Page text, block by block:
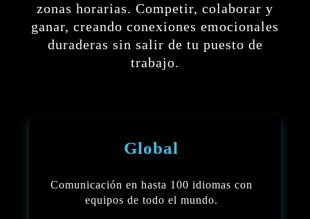
zonas horarias. Competir, colaborar y
ganar, creando conexiones emocionales
duraderas sin salir de tu puesto de
trabajo.
Global
Comunicación en hasta 100 idiomas con
equipos de todo el mundo.